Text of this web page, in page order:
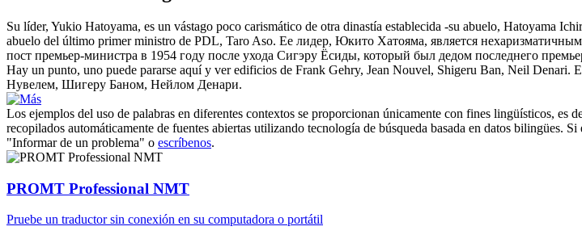
Su líder, Yukio Hatoyama, es un vástago poco carismático de otra dinastía establecida -su abuelo, Hatoyama
abuelo del último primer ministro de PDL, Taro Aso. Ее лидер, Юкито Хатояма, является
пост премьер-министра в 1954 году после ухода Сигэру Ёсиды, который был дедом последнего
Hay un punto, uno puede pararse aquí y ver edificios de Frank Gehry, Jean Nouvel, Shigeru Ban, Neil Denari.
Нувелем, Шигеру Баном, Нейлом Денари.
Los ejemplos del uso de palabras en diferentes contextos se proporcionan únicamente con fines lingüísticos, es
recopilados automáticamente de fuentes abiertas utilizando tecnología de búsqueda basada en datos
"Informar de un problema" o escríbenos.
PROMT Professional NMT
Pruebe un traductor sin conexión en su computadora o portátil